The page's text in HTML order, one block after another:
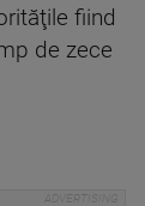
fiind
de zece